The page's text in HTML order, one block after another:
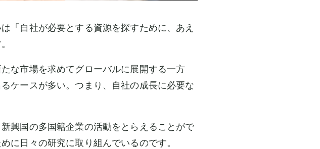
「自社が必要とする資源を探すために、あえ
な市場を求めてグローバルに展開する一方
ケースが多い。つまり、自社の成長に必要な
興国の多国籍企業の活動をとらえることがで
に日々の研究に取り組んでいるのです。